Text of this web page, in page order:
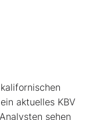
aktuelles KBV
sehen